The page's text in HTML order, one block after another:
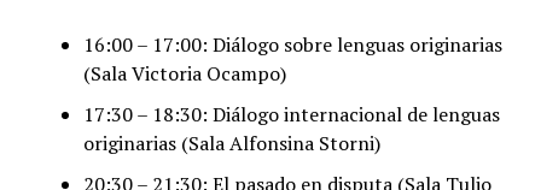
16:00 – 17:00: Diálogo sobre lenguas originarias
(Sala Victoria Ocampo)
17:30 – 18:30: Diálogo internacional de lenguas
originarias (Sala Alfonsina Storni)
20:30 – 21:30: El pasado en disputa (Sala Tulio